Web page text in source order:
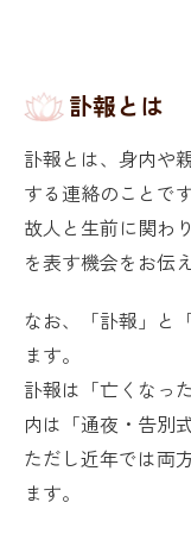
訃報とは
訃報とは、身内や
する連絡のことです
故人と生前に関わ
を表す機会をお伝
なお、「訃報」と
ます。
訃報は「亡くなっ
内は「通夜・告別
ただし近年では両
ます。